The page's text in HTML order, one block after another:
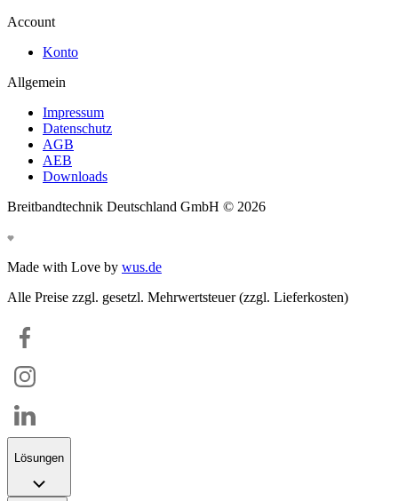
Account
Konto
Allgemein
Impressum
Datenschutz
AGB
AEB
Downloads
Breitbandtechnik Deutschland GmbH © 2026
Made with Love by wus.de
Alle Preise zzgl. gesetzl. Mehrwertsteuer (zzgl. Lieferkosten)
Lösungen